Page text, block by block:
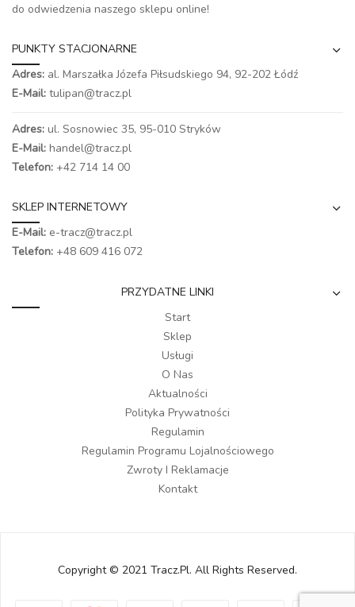
do odwiedzenia naszego sklepu online!
PUNKTY STACJONARNE
Adres: al. Marszałka Józefa Piłsudskiego 94, 92-202 Łódź
E-Mail: tulipan@tracz.pl
Adres: ul. Sosnowiec 35, 95-010 Stryków
E-Mail: handel@tracz.pl
Telefon: +42 714 14 00
SKLEP INTERNETOWY
E-Mail: e-tracz@tracz.pl
Telefon: +48 609 416 072
PRZYDATNE LINKI
Start
Sklep
Usługi
O Nas
Aktualności
Polityka Prywatności
Regulamin
Regulamin Programu Lojalnościowego
Zwroty I Reklamacje
Kontakt
Copyright © 2021 Tracz.pl. All Rights Reserved.